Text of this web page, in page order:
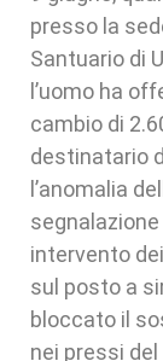
presso la
Santuario di
l’uomo ha
cambio di
destinatario
l’anomalia
intervento
sul posto a
bloccato il
nei pressi